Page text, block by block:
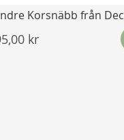
Korsnäbb från
kr